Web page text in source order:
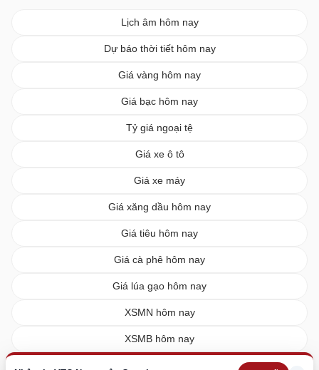
Lịch âm hôm nay
Dự báo thời tiết hôm nay
Giá vàng hôm nay
Giá bạc hôm nay
Tỷ giá ngoại tệ
Giá xe ô tô
Giá xe máy
Giá xăng dầu hôm nay
Giá tiêu hôm nay
Giá cà phê hôm nay
Giá lúa gạo hôm nay
XSMN hôm nay
XSMB hôm nay